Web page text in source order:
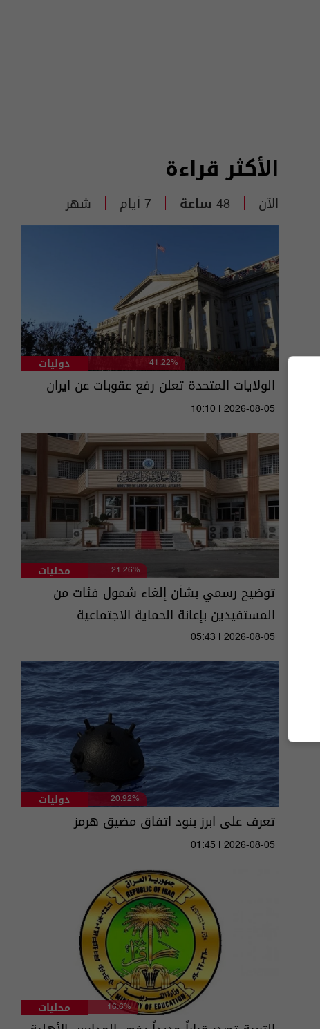
الأكثر قراءة
الآن 48 ساعة 7 أيام شهر
دوليات 41.22%
الولايات المتحدة تعلن رفع عقوبات عن ايران
10:10 | 2026-08-05
محليات 21.26%
توضيح رسمي بشأن إلغاء شمول فئات من
المستفيدين بإعانة الحماية الاجتماعية
05:43 | 2026-08-05
دوليات 20.92%
تعرف على ابرز بنود اتفاق مضيق هرمز
01:45 | 2026-08-05
محليات 16.6%